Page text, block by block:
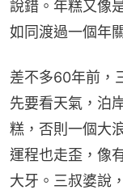
說錯。年糕又像
如同渡過一個年
差不多60年前，
先要看天氣，泊
糕，否則一個大
運程也走歪，像
大牙。三叔婆說